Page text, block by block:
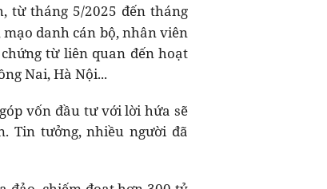
từ tháng 5/2025 đến tháng
danh cán bộ, nhân viên
từ liên quan đến hoạt
Nai, Hà Nội...
vốn đầu tư với lời hứa sẽ
Tin tưởng, nhiều người đã